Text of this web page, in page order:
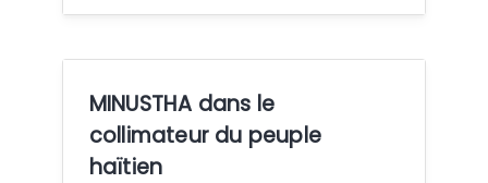
MINUSTHA dans le
collimateur du peuple
haïtien